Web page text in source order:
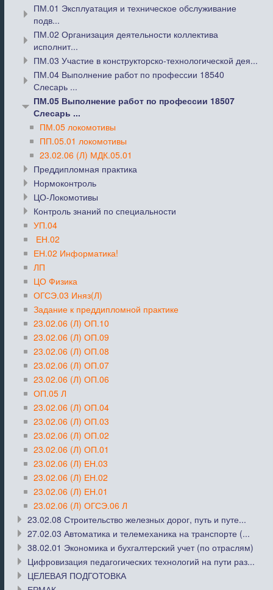
ПМ.01 Эксплуатация и техническое обслуживание
подв...
ПМ.02 Организация деятельности коллектива
исполнит...
ПМ.03 Участие в конструкторско-технологической дея...
ПМ.04 Выполнение работ по профессии 18540
Слесарь ...
ПМ.05 Выполнение работ по профессии 18507
Слесарь ...
ПМ.05 локомотивы
ПП.05.01 локомотивы
23.02.06 (Л) МДК.05.01
Преддипломная практика
Нормоконтроль
ЦО-Локомотивы
Контроль знаний по специальности
УП.04
ЕН.02
ЕН.02 Информатика!
ЛП
ЦО Физика
ОГСЭ.03 Иняз(Л)
Задание к преддипломной практике
23.02.06 (Л) ОП.10
23.02.06 (Л) ОП.09
23.02.06 (Л) ОП.08
23.02.06 (Л) ОП.07
23.02.06 (Л) ОП.06
ОП.05 Л
23.02.06 (Л) ОП.04
23.02.06 (Л) ОП.03
23.02.06 (Л) ОП.02
23.02.06 (Л) ОП.01
23.02.06 (Л) ЕН.03
23.02.06 (Л) ЕН.02
23.02.06 (Л) ЕН.01
23.02.06 (Л) ОГСЭ.06 Л
23.02.08 Строительство железных дорог, путь и путе...
27.02.03 Автоматика и телемеханика на транспорте (...
38.02.01 Экономика и бухгалтерский учет (по отраслям)
Цифровизация педагогических технологий на пути раз...
ЦЕЛЕВАЯ ПОДГОТОВКА